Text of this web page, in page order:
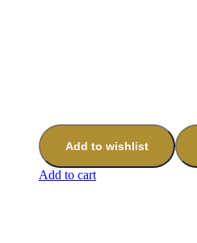
Add to wishlist
Add to cart